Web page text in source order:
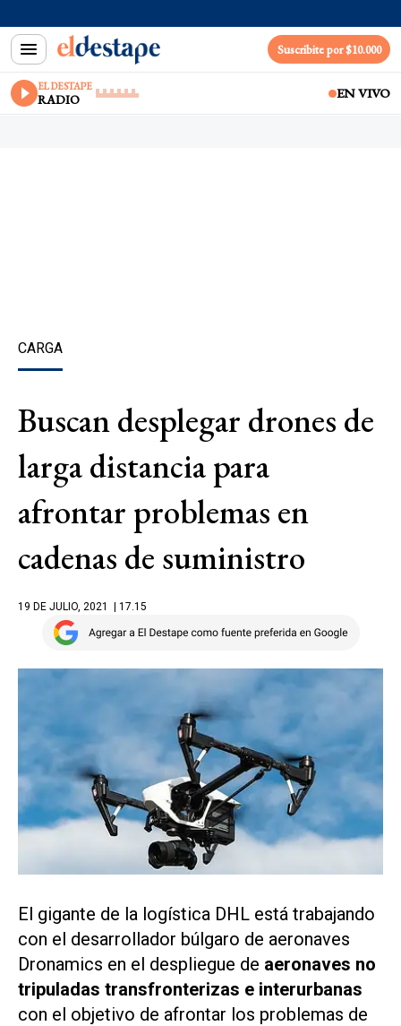
Suscribite por $10.000
EL DESTAPE
RADIO EN VIVO
CARGA
Buscan desplegar drones de
larga distancia para
afrontar problemas en
cadenas de suministro
19 DE JULIO, 2021 | 17.15
El gigante de la logística DHL está trabajando
con el desarrollador búlgaro de aeronaves
Dronamics en el despliegue de aeronaves no
tripuladas transfronterizas e interurbanas
con el objetivo de afrontar los problemas de